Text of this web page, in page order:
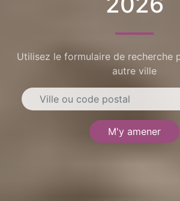
Utilisez le formulaire de recherche
autre ville
M'y amener